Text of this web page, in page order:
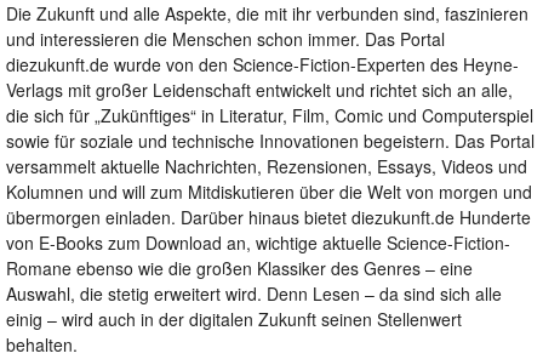
Die Zukunft und alle Aspekte, die mit ihr verbunden sind, faszinieren
und interessieren die Menschen schon immer. Das Portal
diezukunft.de wurde von den Science-Fiction-Experten des Heyne-
Verlags mit großer Leidenschaft entwickelt und richtet sich an alle,
die sich für „Zukünftiges“ in Literatur, Film, Comic und Computerspiel
sowie für soziale und technische Innovationen begeistern. Das Portal
versammelt aktuelle Nachrichten, Rezensionen, Essays, Videos und
Kolumnen und will zum Mitdiskutieren über die Welt von morgen und
übermorgen einladen. Darüber hinaus bietet diezukunft.de Hunderte
von E-Books zum Download an, wichtige aktuelle Science-Fiction-
Romane ebenso wie die großen Klassiker des Genres – eine
Auswahl, die stetig erweitert wird. Denn Lesen – da sind sich alle
einig – wird auch in der digitalen Zukunft seinen Stellenwert
behalten.